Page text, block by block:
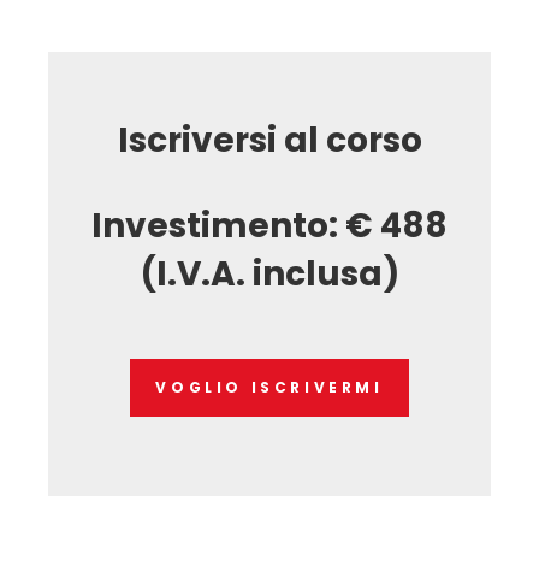
Iscriversi al corso
Investimento: € 488
(I.V.A. inclusa)
VOGLIO ISCRIVERMI